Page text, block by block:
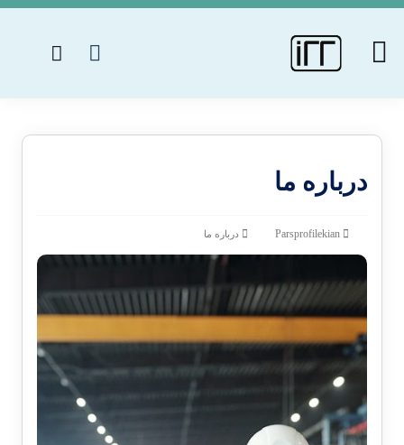
درباره ما
Parsprofilekian درباره ما